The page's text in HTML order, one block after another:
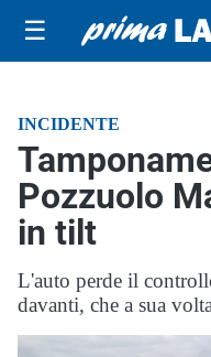
☰
INCIDENTE
Pozzuolo
in tilt
L'auto perde il
davanti, che a sua